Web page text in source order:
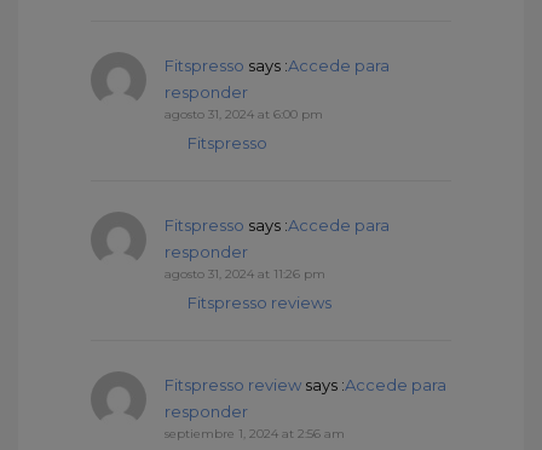
Fitspresso says :Accede para
responder
agosto 31, 2024 at 6:00 pm
Fitspresso
Fitspresso says :Accede para
responder
agosto 31, 2024 at 11:26 pm
Fitspresso reviews
Fitspresso review says :Accede para
responder
septiembre 1, 2024 at 2:56 am